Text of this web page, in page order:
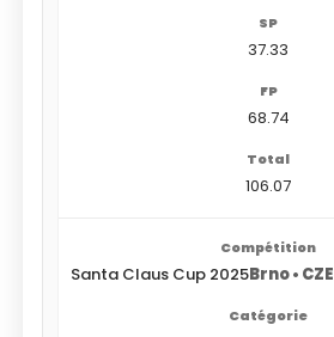
37.33
68.74
106.07
Santa Claus Cup 2025Brno • CZE